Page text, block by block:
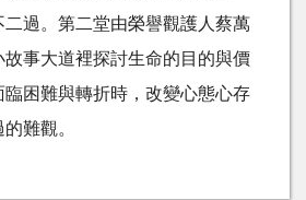
過。第二堂由榮譽觀護人蔡萬
事大道裡探討生命的目的與價
困難與轉折時，改變心態心存
難觀。